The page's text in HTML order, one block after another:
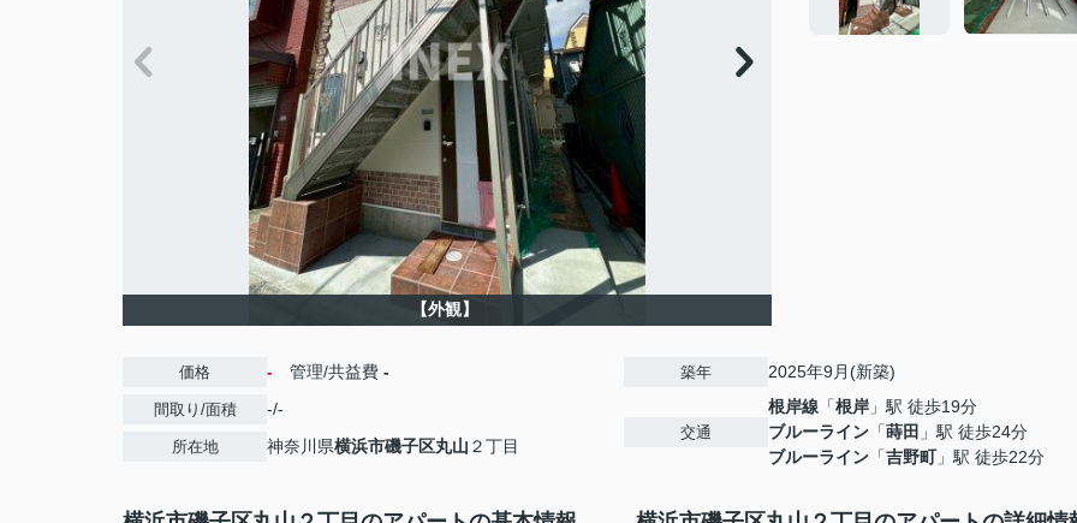
【外観】
価格 - 管理/共益費 -
間取り/面積 -/-
所在地 神奈川県横浜市磯子区丸山 ２丁目
築年 2025年9月(新築)
交通
根岸線 「根岸 」駅 徒歩19分
ブルーライン 「蒔田 」駅 徒歩24分
ブルーライン 「吉野町」駅 徒歩22分